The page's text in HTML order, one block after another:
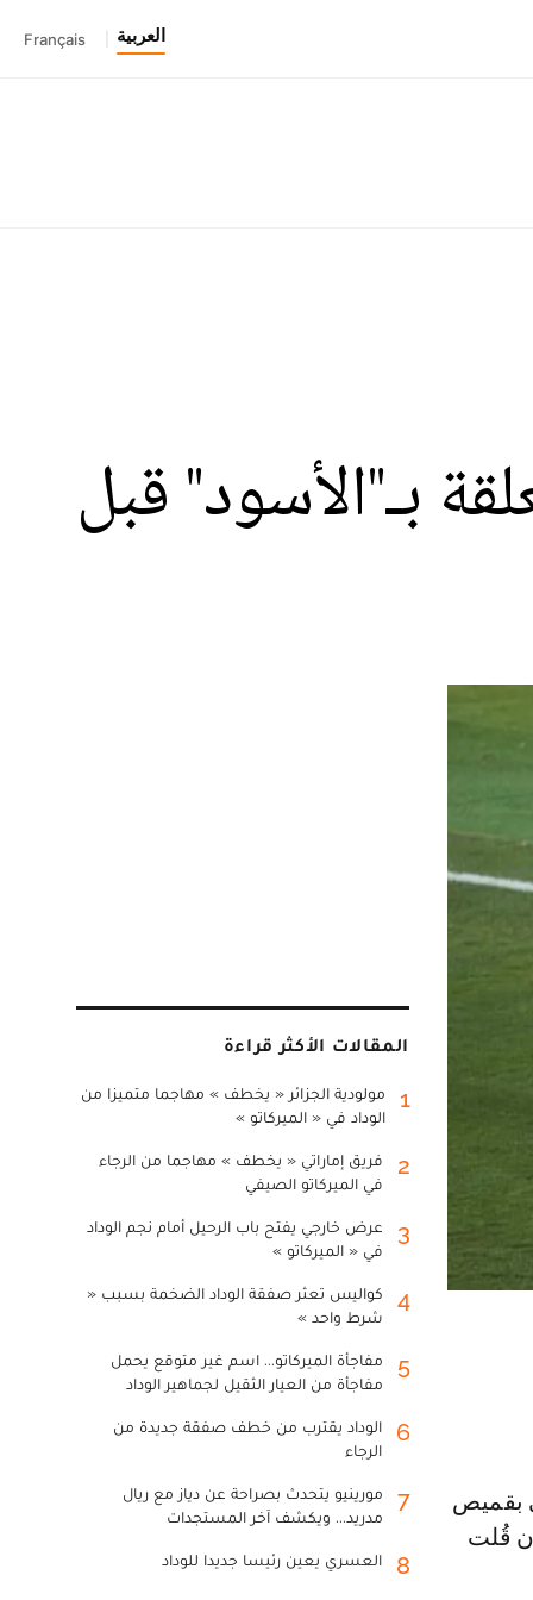
العربية Français
بـ"الأسود" قبل
قُلت
المقالات الأكثر قراءة
1
مولودية الجزائر « يخطف » مهاجما متميزا من
الوداد في « الميركاتو »
2
فريق إماراتي « يخطف » مهاجما من الرجاء
في الميركاتو الصيفي
3
عرض خارجي يفتح باب الرحيل أمام نجم الوداد
في « الميركاتو »
4
كواليس تعثر صفقة الوداد الضخمة بسبب «
شرط واحد »
5
مفاجأة الميركاتو... اسم غير متوقع يحمل
مفاجأة من العيار الثقيل لجماهير الوداد
6
الوداد يقترب من خطف صفقة جديدة من
الرجاء
7
مورينيو يتحدث بصراحة عن دياز مع ريال
مدريد... ويكشف آخر المستجدات
8 العسري يعين رئيسا جديدا للوداد